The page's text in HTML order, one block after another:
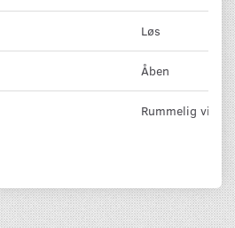
Løs
Åben
Rummelig vidde